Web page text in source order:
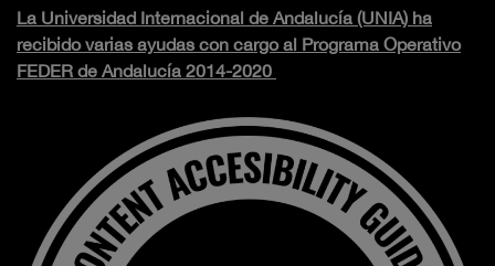
La Universidad Internacional de Andalucía (UNIA) ha
recibido varias ayudas con cargo al Programa Operativo
FEDER de Andalucía 2014-2020